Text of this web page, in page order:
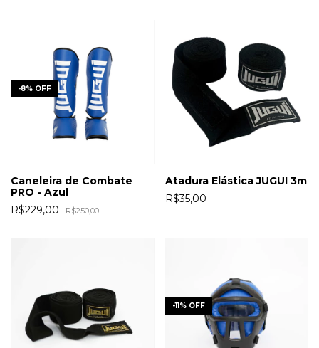
-8% OFF
Caneleira de Combate
PRO - Azul
R$229,00
R$250,00
Atadura Elástica JUGUI 3m
R$35,00
-11 % OFF